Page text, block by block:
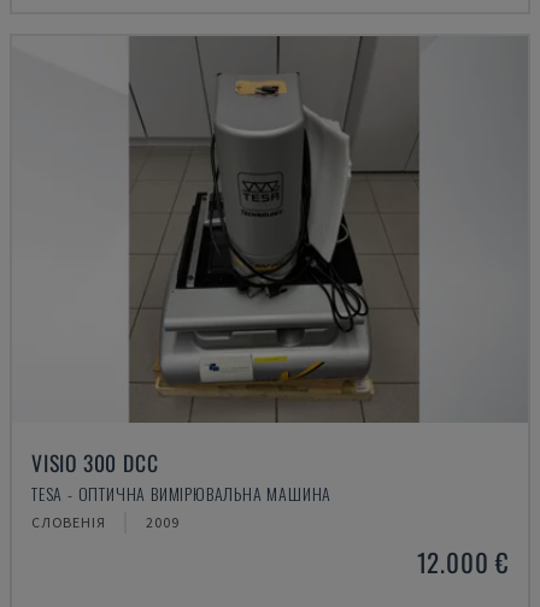
VISIO 300 DCC
TESA - ОПТИЧНА ВИМІРЮВАЛЬНА МАШИНА
СЛОВЕНІЯ 2009
12.000 €